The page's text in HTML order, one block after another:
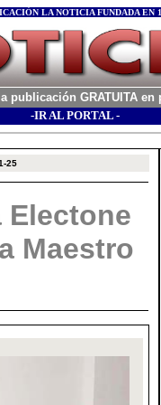
LA NOTICIA FUNDADA EN
publicación GRATUITA en
-IR AL PORTAL -
25
Electone
Maestro